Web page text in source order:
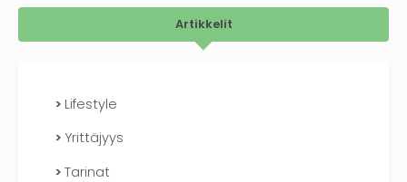
Artikkelit
Lifestyle
Yrittäjyys
Tarinat